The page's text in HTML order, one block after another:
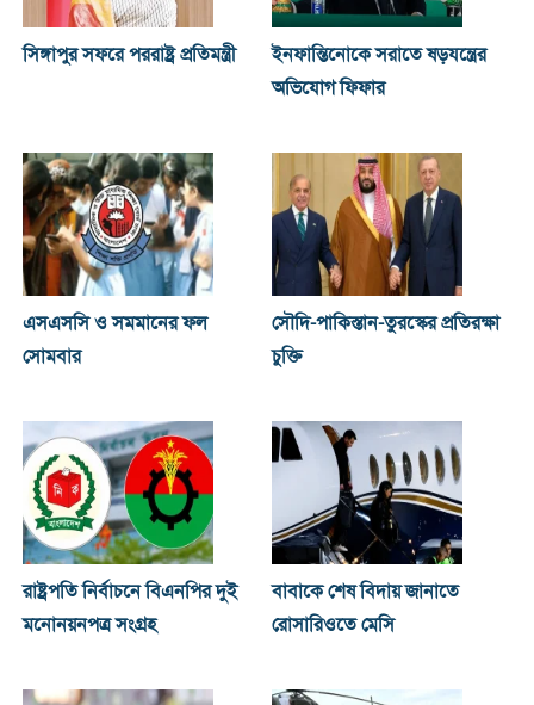
সিঙ্গাপুর সফরে পররাষ্ট্র প্রতিমন্ত্রী
ইনফান্তিনোকে সরাতে ষড়যন্ত্রের
অভিযোগ ফিফার
এসএসসি ও সমমানের ফল
সোমবার
সৌদি-পাকিস্তান-তুরস্কের প্রতিরক্ষা
চুক্তি
রাষ্ট্রপতি নির্বাচনে বিএনপির দুই
মনোনয়নপত্র সংগ্রহ
বাবাকে শেষ বিদায় জানাতে
রোসারিওতে মেসি